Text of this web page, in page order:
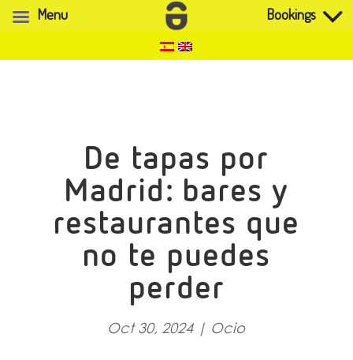
De tapas por
Madrid: bares y
restaurantes que
no te puedes
perder
Oct 30, 2024| Ocio
Menu Bookings